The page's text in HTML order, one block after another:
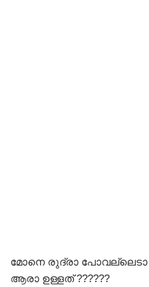
മോനെ രുദ്രാ പോവല്ലെടാ
ആരാ ഉള്ളത് ??????